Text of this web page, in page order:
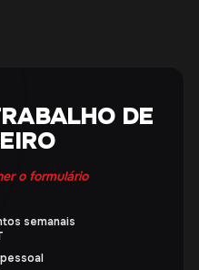
DE
o formulário
semanais